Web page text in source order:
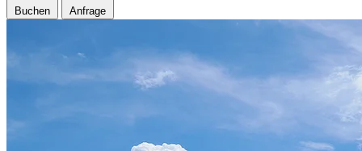
Buchen Anfrage